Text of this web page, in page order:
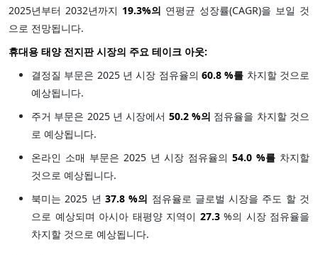
2025년부터 2032년까지 19.3%의 연평균 성장률(CAGR)을 보일 것
으로 전망됩니다.
휴대용 태양 전지판 시장의 주요 테이크 아웃:
결정질 부문은 2025 년 시장 점유율의 60.8 %를 차지할 것으로
예상됩니다.
주거 부문은 2025 년 시장에서 50.2 %의 점유율을 차지할 것으
로 예상됩니다.
온라인 소매 부문은 2025 년 시장 점유율의54.0 %를 차지할
것으로 예상됩니다.
북미는 2025 년 37.8 %의 점유율로 글로벌 시장을 주도 할 것
으로 예상되며 아시아 태평양 지역이 27.3%의 시장 점유율을
차지할 것으로 예상됩니다.